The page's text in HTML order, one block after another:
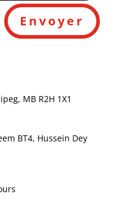
Envoyer
MB R2H 1X1
BT4, Hussein Dey